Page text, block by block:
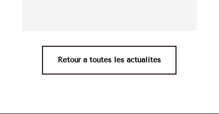
Retour à toutes les actualités